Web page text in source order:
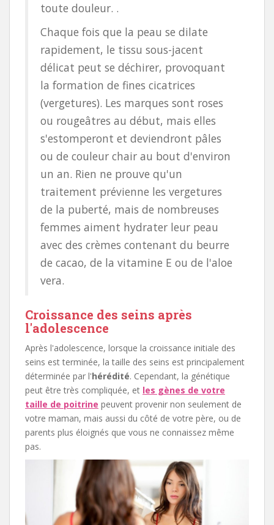
toute douleur. .
Chaque fois que la peau se dilate
rapidement, le tissu sous-jacent
délicat peut se déchirer, provoquant
la formation de fines cicatrices
(vergetures). Les marques sont roses
ou rougeâtres au début, mais elles
s'estomperont et deviendront pâles
ou de couleur chair au bout d'environ
un an. Rien ne prouve qu'un
traitement prévienne les vergetures
de la puberté, mais de nombreuses
femmes aiment hydrater leur peau
avec des crèmes contenant du beurre
de cacao, de la vitamine E ou de l'aloe
vera.
Croissance des seins après
l'adolescence
Après l'adolescence, lorsque la croissance initiale des
seins est terminée, la taille des seins est principalement
déterminée par l'hérédité. Cependant, la génétique
peut être très compliquée, et les gènes de votre
taille de poitrine peuvent provenir non seulement de
votre maman, mais aussi du côté de votre père, ou de
parents plus éloignés que vous ne connaissez même
pas.